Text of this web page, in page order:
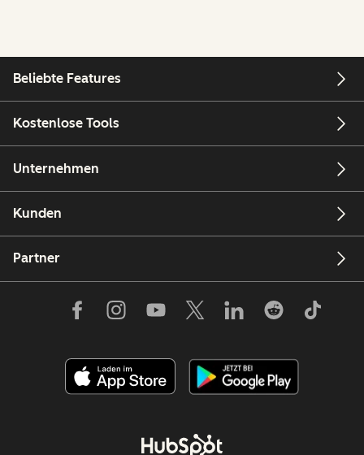
Beliebte Features
Kostenlose Tools
Unternehmen
Kunden
Partner